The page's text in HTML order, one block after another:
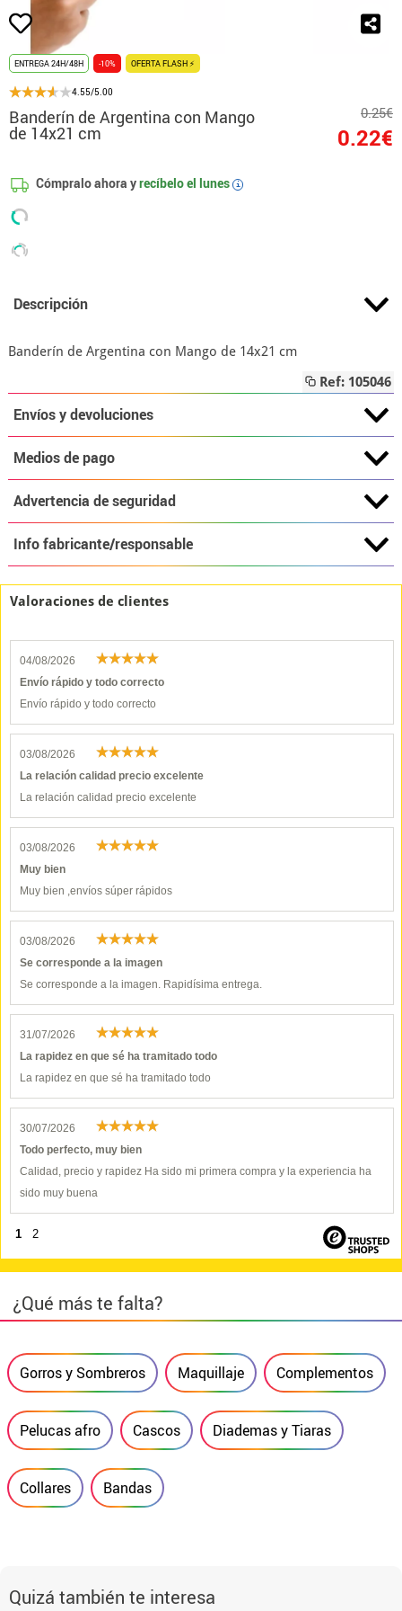
ENTREGA 24H/48H -10% OFERTA FLASH ⚡
4.55/5.00
Banderín de Argentina con Mango
de 14x21 cm
0.25€
0.22€
Cómpralo ahora yrecíbelo el lunes i
Descripción
Banderín de Argentina con Mango de 14x21 cm
Ref: 105046
Envíos y devoluciones
Medios de pago
Advertencia de seguridad
Info fabricante/responsable
Valoraciones de clientes
04/08/2026
Envío rápido y todo correcto
Envío rápido y todo correcto
03/08/2026
La relación calidad precio excelente
La relación calidad precio excelente
03/08/2026
Muy bien
Muy bien ,envíos súper rápidos
03/08/2026
Se corresponde a la imagen
Se corresponde a la imagen. Rapidísima entrega.
31/07/2026
La rapidez en que sé ha tramitado todo
La rapidez en que sé ha tramitado todo
30/07/2026
Todo perfecto, muy bien
Calidad, precio y rapidez Ha sido mi primera compra y la experiencia ha
sido muy buena
1 2
¿Qué más te falta?
Gorros y Sombreros Maquillaje Complementos
Pelucas afro Cascos Diademas y Tiaras
Collares Bandas
Quizá también te interesa